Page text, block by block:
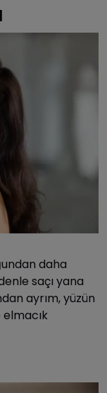
daha
saçı yana
ayrım, yüzün